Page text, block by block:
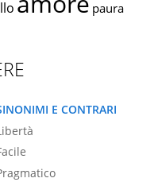
paura
E CONTRARI